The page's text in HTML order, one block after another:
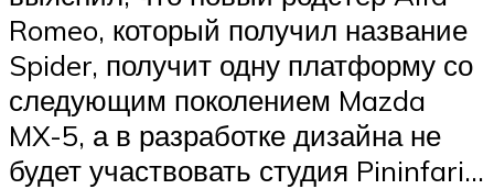
Romeo, который получил название
Spider, получит одну платформу со
следующим поколением Mazda
MX-5, а в разработке дизайна не
будет участвовать студия Pininfari…